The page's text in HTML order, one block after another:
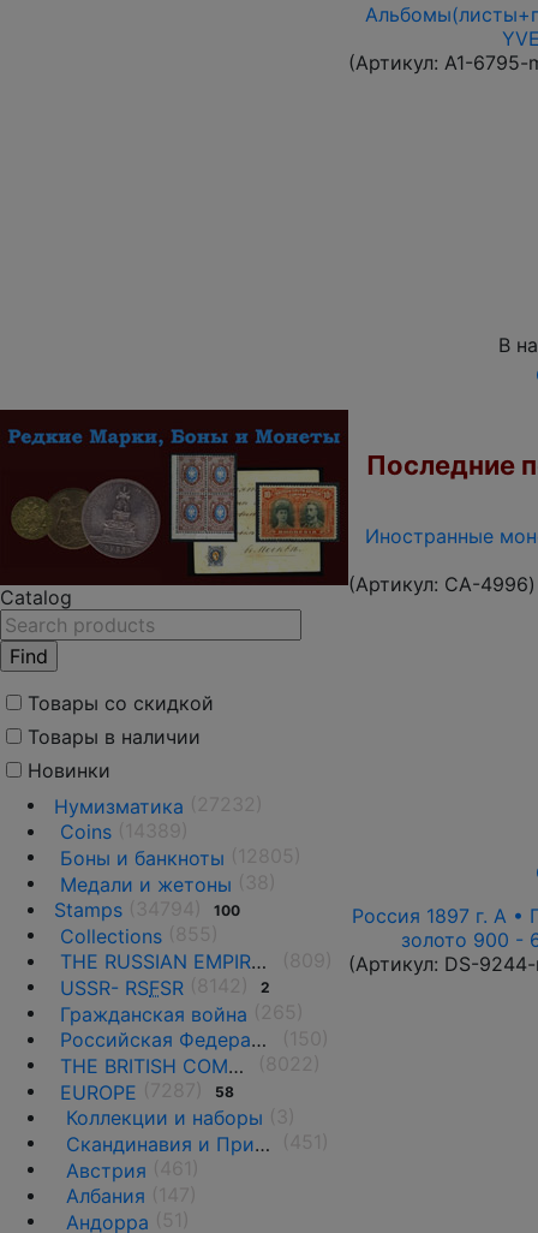
Catalog
Товары со скидкой
Товары в наличии
Новинки
Нумизматика
Coins
Боны и банкноты
Медали и жетоны
Stamps
100
Collections
THE RUSSIAN EMPIRE UNTIL 1917.
USSR- RSFSR 2
Гражданская война
Российская Федерация(1992 г.-н.д.)
THE BRITISH COMMONWEALTH
EUROPE
58
Коллекции и наборы
Скандинавия и Прибалтика
Австрия
Албания
Андорра
(Артикул: A1-6795-
В
Последние
Иностранные
(Артикул: CA-4996)
Россия 1897 г. А •
золото 900 -
(Артикул: DS-